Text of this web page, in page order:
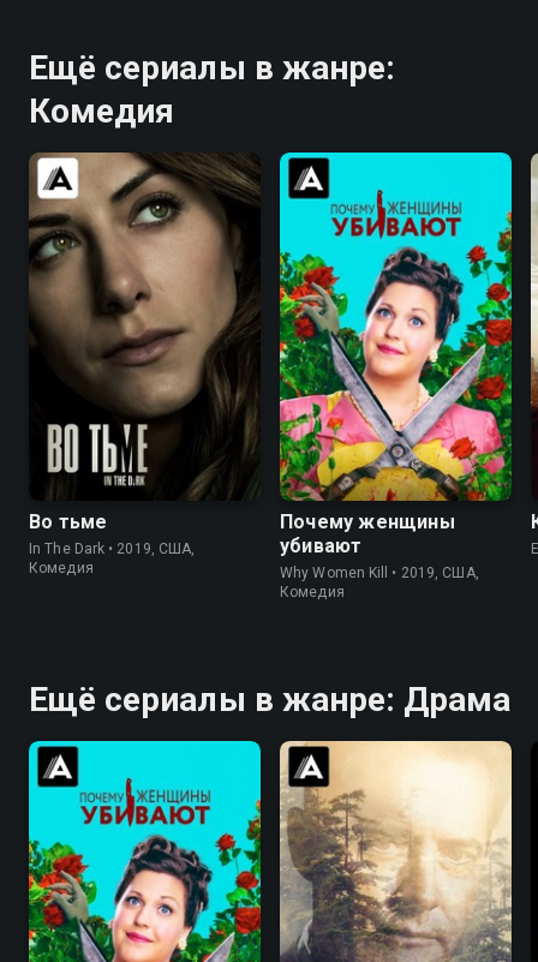
Ещё сериалы в жанре:
Комедия
7.4 7.5
Во тьме
In The Dark • 2019, США,
Комедия
8.3 8.3
Почему женщины
убивают
Why Women Kill • 2019, США,
Комедия
Ещё сериалы в жанре: Драма